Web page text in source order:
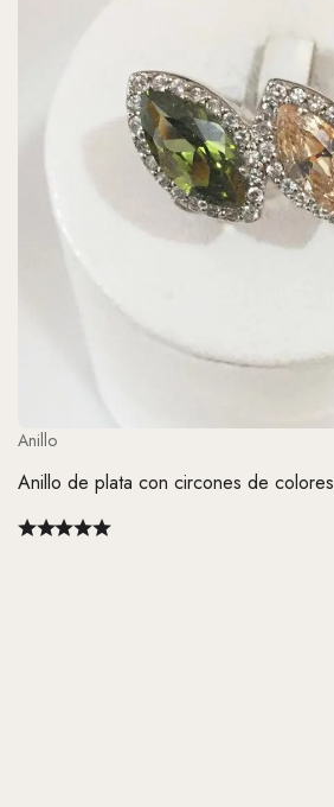
Anillo
Anillo de plata con circones de colores